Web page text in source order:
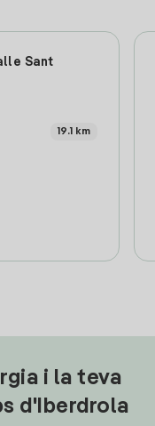
Sant
19.1 km
i la teva
d'Iberdrola